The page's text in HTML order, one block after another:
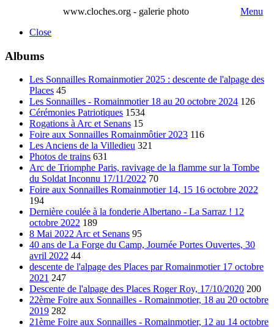
www.cloches.org - galerie photo
Menu
Close
Albums
Les Sonnailles Romainmotier 2025 : descente de l'alpage des
Places 45
Les Sonnailles - Romainmotier 18 au 20 octobre 2024 126
Cérémonies Patriotiques 1534
Rogations à Arc et Senans 15
Foire aux Sonnailles Romainmôtier 2023 116
Les Anciens de la Villedieu 321
Photos de trains 631
Arc de Triomphe Paris, ravivage de la flamme sur la Tombe
du Soldat Inconnu 17/11/2022 70
Foire aux Sonnailles Romainmotier 14, 15 16 octobre 2022
194
Dernière coulée à la fonderie Albertano - La Sarraz ! 12
octobre 2022 189
8 Mai 2022 Arc et Senans 95
40 ans de La Forge du Camp, Journée Portes Ouvertes, 30
avril 2022 44
descente de l'alpage des Places par Romainmotier 17 octobre
2021 247
Descente de l'alpage des Places Roger Roy, 17/10/2020 200
22ème Foire aux Sonnailles - Romainmotier, 18 au 20 octobre
2019 282
21ème Foire aux Sonnailles - Romainmotier, 12 au 14 octobre